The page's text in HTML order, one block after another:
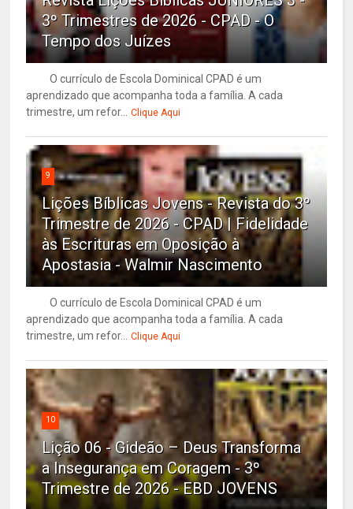
3º Trimestres de 2026 - CPAD - O
Tempo dos Juízes
O currículo de Escola Dominical CPAD é um
aprendizado que acompanha toda a família. A cada
trimestre, um refor... Clique Aqui
9
Lições Bíblicas Jovens - Revista do 3º
Trimestre de 2026 - CPAD | Fidelidade
às Escrituras em Oposição à
Apostasia - Walmir Nascimento
O currículo de Escola Dominical CPAD é um
aprendizado que acompanha toda a família. A cada
trimestre, um refor... Clique Aqui
10
Lição 06 - Gideão – Deus Transforma
a Insegurança em Coragem - 3º
Trimestre de 2026 - EBD JOVENS